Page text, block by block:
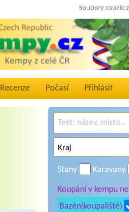
Soubory cookie
Recenze Počasí Přihlásit
Stany Karavany
Koupání v kempu
Bazén(koupaliště)